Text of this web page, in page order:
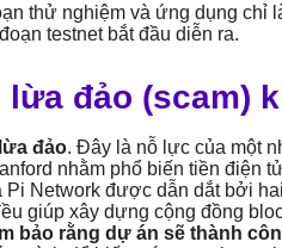
thử nghiệm và ứng dụng chỉ
testnet bắt đầu diễn ra.
lừa đảo (scam)
đảo. Đây là nỗ lực của một
nhằm phổ biến tiền điện
Network được dẫn dắt bởi
giúp xây dựng cộng đồng
bảo rằng dự án sẽ thành